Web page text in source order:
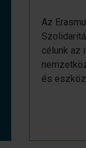
Az
célunk az
és